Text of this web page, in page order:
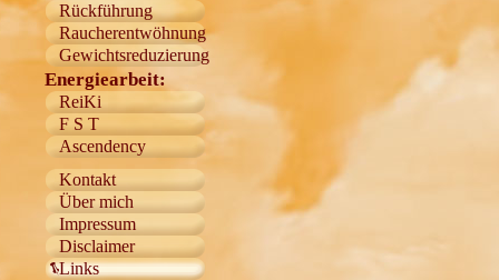
Rückführung
Raucherentwöhnung
Gewichtsreduzierung
Energiearbeit:
ReiKi
F S T
Ascendency
Kontakt
Über mich
Impressum
Disclaimer
Links